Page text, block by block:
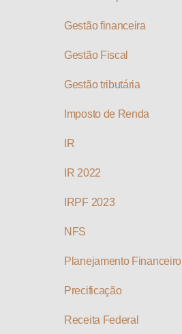
Gestão financeira
Gestão Fiscal
Gestão tributária
Imposto de Renda
IR
IR 2022
IRPF 2023
NFS
Planejamento Financeiro
Precificação
Receita Federal